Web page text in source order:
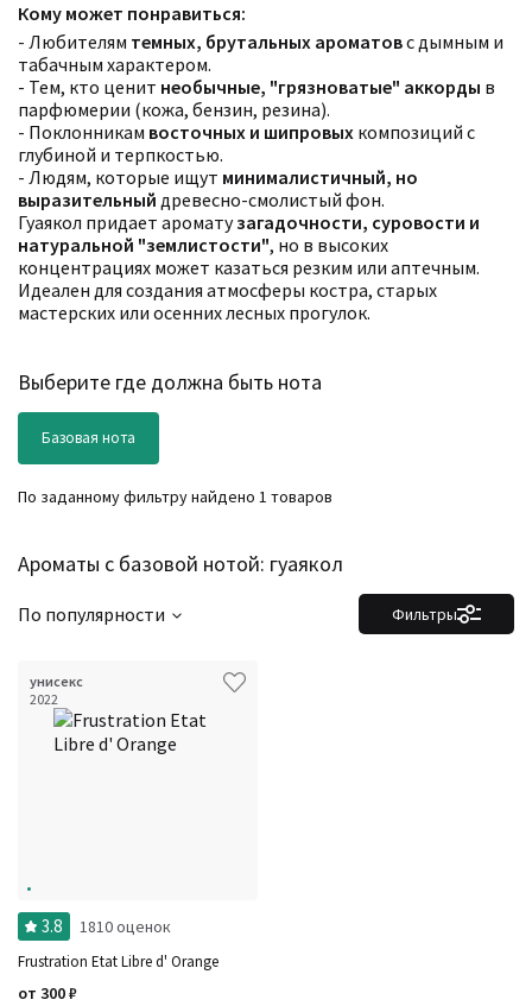
Кому может понравиться:
- Любителям темных, брутальных ароматовс дымным и
табачным характером.
- Тем, кто ценит необычные, "грязноватые" аккорды в
парфюмерии (кожа, бензин, резина).
- Поклонникам восточных и шипровых композиций с
глубиной и терпкостью.
- Людям, которые ищут минималистичный, но
выразительный древесно-смолистый фон.
Гуаякол придает ароматузагадочности, суровости и
натуральной "землистости", но в высоких
концентрациях может казаться резким или аптечным.
Идеален для создания атмосферы костра, старых
мастерских или осенних лесных прогулок.
Выберите где должна быть нота
Базовая нота
Ароматы с базовой нотой: гуаякол
По заданному фильтру найдено 1 товаров
Фильтры
По популярности
Ароматы за последние годы
Бренды
Время года
Страна производитель
унисекс
2022
3.8 1810 оценок
Frustration Etat Libre d' Orange
от 300₽